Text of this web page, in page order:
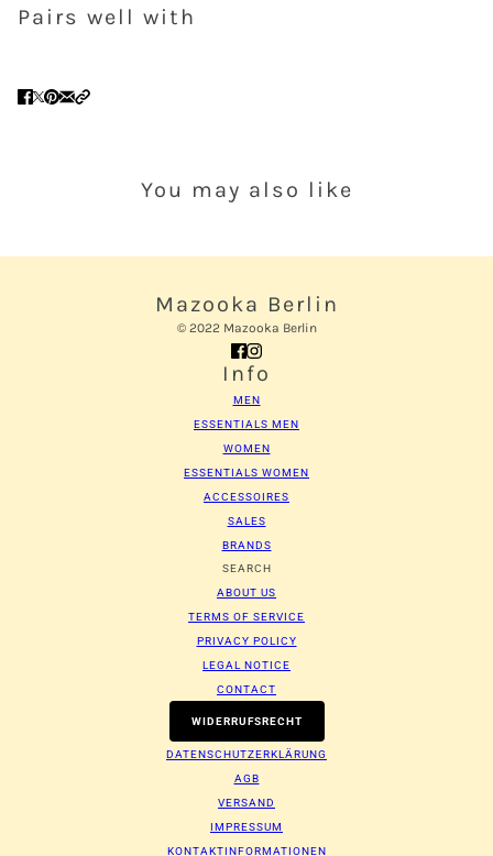
Pairs well with
You may also like
Mazooka Berlin
© 2022 Mazooka Berlin
Info
MEN
ESSENTIALS MEN
WOMEN
ESSENTIALS WOMEN
ACCESSOIRES
SALES
BRANDS
SEARCH
ABOUT US
TERMS OF SERVICE
PRIVACY POLICY
LEGAL NOTICE
CONTACT
WIDERRUFSRECHT
DATENSCHUTZERKLÄRUNG
AGB
VERSAND
IMPRESSUM
KONTAKTINFORMATIONEN